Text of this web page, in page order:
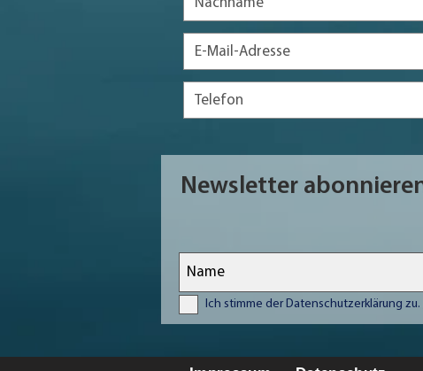
Newsletter
Ich stimme der Datenschutzerklärung zu.